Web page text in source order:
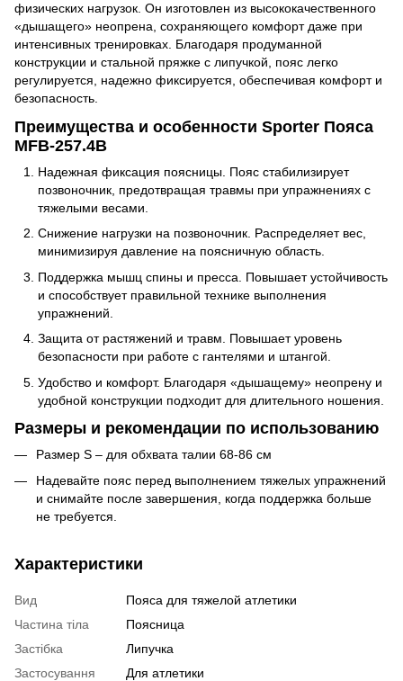
физических нагрузок. Он изготовлен из высококачественного
«дышащего» неопрена, сохраняющего комфорт даже при
интенсивных тренировках. Благодаря продуманной
конструкции и стальной пряжке с липучкой, пояс легко
регулируется, надежно фиксируется, обеспечивая комфорт и
безопасность.
Преимущества и особенности Sporter Пояса
MFB-257.4B
Надежная фиксация поясницы. Пояс стабилизирует
позвоночник, предотвращая травмы при упражнениях с
тяжелыми весами.
Снижение нагрузки на позвоночник. Распределяет вес,
минимизируя давление на поясничную область.
Поддержка мышц спины и пресса. Повышает устойчивость
и способствует правильной технике выполнения
упражнений.
Защита от растяжений и травм. Повышает уровень
безопасности при работе с гантелями и штангой.
Удобство и комфорт. Благодаря «дышащему» неопрену и
удобной конструкции подходит для длительного ношения.
Размеры и рекомендации по использованию
Размер S – для обхвата талии 68-86 см
Надевайте пояс перед выполнением тяжелых упражнений
и снимайте после завершения, когда поддержка больше
не требуется.
Характеристики
Вид
Пояса для тяжелой атлетики
Частина тіла
Поясница
Застібка
Липучка
Застосування
Для атлетики